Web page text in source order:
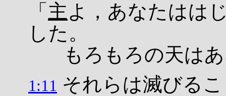
「 主よ，あなたはは
した。
もろもろの天はあ
1:11 それらは滅びる